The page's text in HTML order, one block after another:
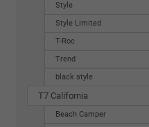
Style
Style Limited
T-Roc
Trend
black style
T7 California
Beach Camper